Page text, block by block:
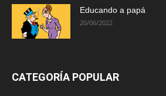
Educando a papá
20/06/2022
CATEGORÍA POPULAR